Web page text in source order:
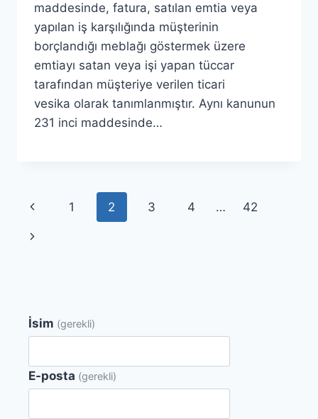
maddesinde, fatura, satılan emtia veya
yapılan iş karşılığında müşterinin
borçlandığı meblağı göstermek üzere
emtiayı satan veya işi yapan tüccar
tarafından müşteriye verilen ticari
vesika olarak tanımlanmıştır. Aynı kanunun
231 inci maddesinde…
Page
navigation
Previous
Page
1 2 3 4 … 42
Next
İsim (gerekli)
E-posta (gerekli)